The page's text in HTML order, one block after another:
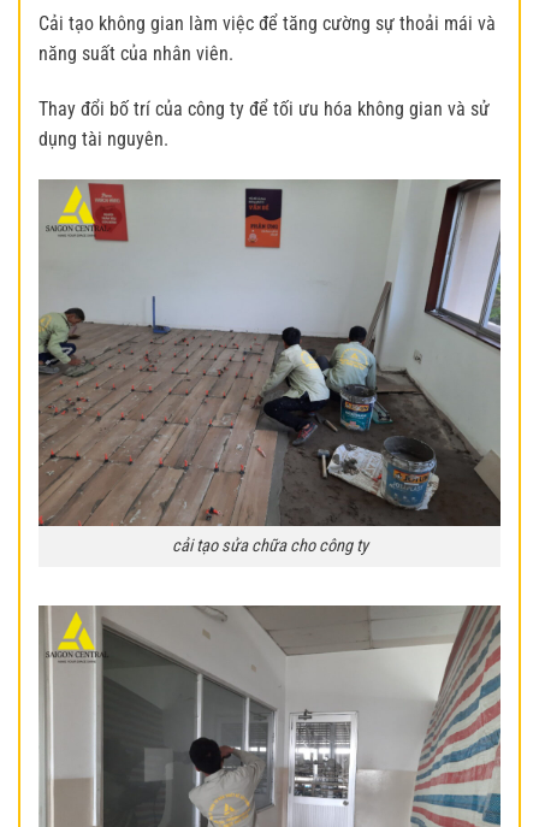
Cải tạo không gian làm việc để tăng cường sự thoải mái và
năng suất của nhân viên.
Thay đổi bố trí của công ty để tối ưu hóa không gian và sử
dụng tài nguyên.
cải tạo sửa chữa cho công ty